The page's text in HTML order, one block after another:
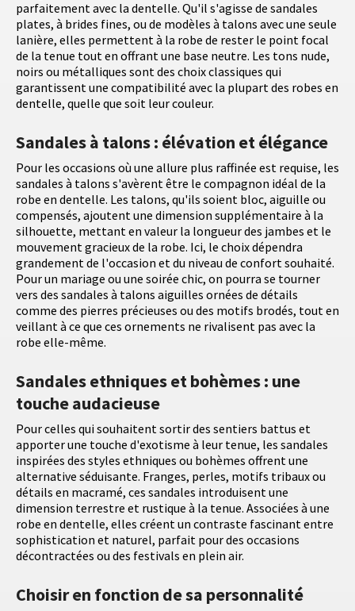
parfaitement avec la dentelle. Qu'il s'agisse de sandales
plates, à brides fines, ou de modèles à talons avec une seule
lanière, elles permettent à la robe de rester le point focal
de la tenue tout en offrant une base neutre. Les tons nude,
noirs ou métalliques sont des choix classiques qui
garantissent une compatibilité avec la plupart des robes en
dentelle, quelle que soit leur couleur.
Sandales à talons : élévation et élégance
Pour les occasions où une allure plus raffinée est requise, les
sandales à talons s'avèrent être le compagnon idéal de la
robe en dentelle. Les talons, qu'ils soient bloc, aiguille ou
compensés, ajoutent une dimension supplémentaire à la
silhouette, mettant en valeur la longueur des jambes et le
mouvement gracieux de la robe. Ici, le choix dépendra
grandement de l'occasion et du niveau de confort souhaité.
Pour un mariage ou une soirée chic, on pourra se tourner
vers des sandales à talons aiguilles ornées de détails
comme des pierres précieuses ou des motifs brodés, tout en
veillant à ce que ces ornements ne rivalisent pas avec la
robe elle-même.
Sandales ethniques et bohèmes : une
touche audacieuse
Pour celles qui souhaitent sortir des sentiers battus et
apporter une touche d'exotisme à leur tenue, les sandales
inspirées des styles ethniques ou bohèmes offrent une
alternative séduisante. Franges, perles, motifs tribaux ou
détails en macramé, ces sandales introduisent une
dimension terrestre et rustique à la tenue. Associées à une
robe en dentelle, elles créent un contraste fascinant entre
sophistication et naturel, parfait pour des occasions
décontractées ou des festivals en plein air.
Choisir en fonction de sa personnalité